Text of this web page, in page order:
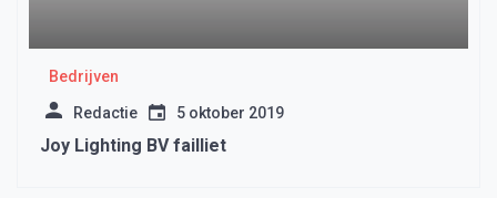
Bedrijven
Redactie 5 oktober 2019
Joy Lighting BV failliet